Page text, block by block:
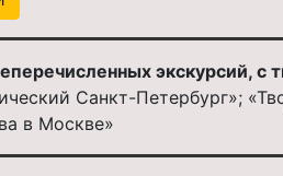
экскурсий, с
Санкт-Петербург»;
в Москве»